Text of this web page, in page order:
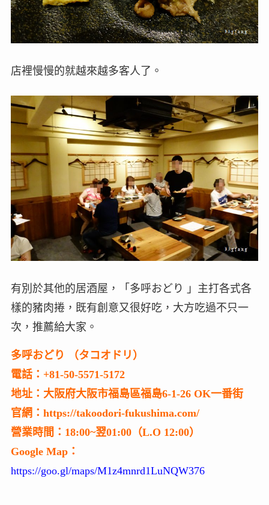
店裡慢慢的就越來越多客人了。
有別於其他的居酒屋，「多呼おどり 」主打各式各
樣的豬肉捲，既有創意又很好吃，大方吃過不只一
次，推薦給大家。
多呼おどり （タコオドリ）
電話：+81-50-5571-5172
地址：大阪府大阪市福島區福島6-1-26 OK一番街
官網：https://takoodori-fukushima.com/
營業時間：18:00~翌01:00（L.O 12:00）
Google Map：
https://goo.gl/maps/M1z4mnrd1LuNQW376